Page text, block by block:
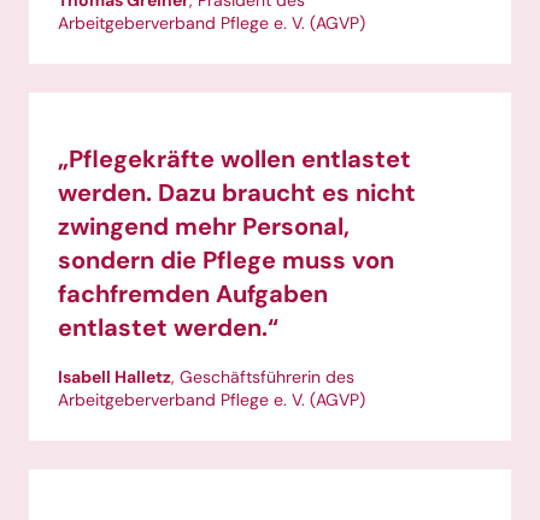
Arbeitgeberverband Pflege e. V. (AGVP)
„Pflegekräfte wollen entlastet
werden. Dazu braucht es nicht
zwingend mehr Personal,
sondern die Pflege muss von
fachfremden Aufgaben
entlastet werden.“
Isabell Halletz, Geschäftsführerin des
Arbeitgeberverband Pflege e. V. (AGVP)